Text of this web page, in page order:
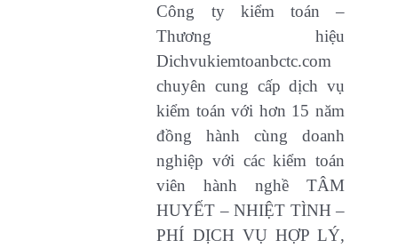
Công ty kiểm toán –
Thương hiệu
Dichvukiemtoanbctc.com
chuyên cung cấp dịch vụ
kiểm toán với hơn 15 năm
đồng hành cùng doanh
nghiệp với các kiểm toán
viên hành nghề TÂM
HUYẾT – NHIỆT TÌNH –
PHÍ DỊCH VỤ HỢP LÝ,